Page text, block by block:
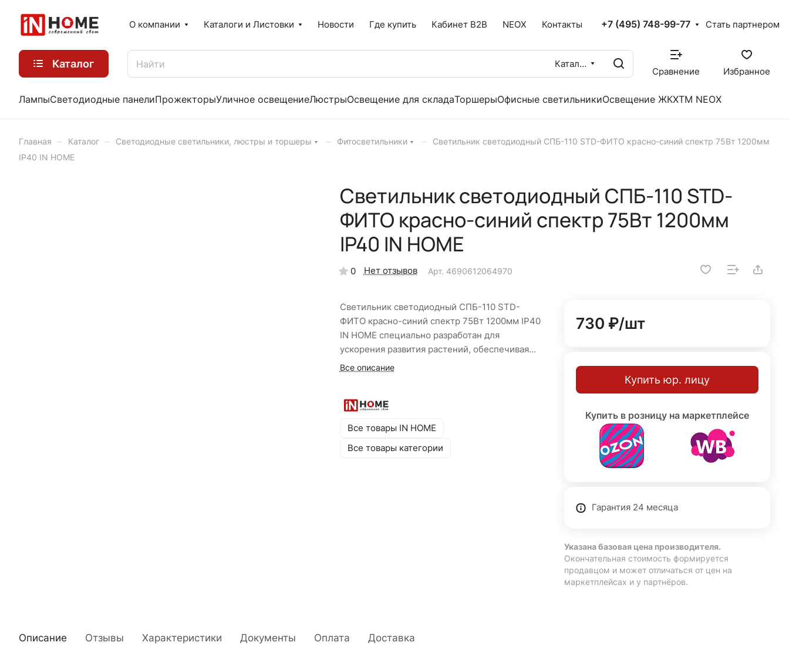
О компании Каталоги и Листовки Новости Где купить Кабинет B2B NEOX Контакты +7 (495) 748-99-77 Стать партнером
Каталог Каталог
Сравнение Избранное
ЛампыСветодиодные панелиПрожекторыУличное освещениеЛюстрыОсвещение для складаТоршерыОфисные светильникиОсвещение ЖКХTM NEOX
Главная – Каталог – Светодиодные светильники, люстры и торшеры – Фитосветильники –
Светильник светодиодный СПБ-110 STD-ФИТО красно-синий спектр 75Вт 1200мм
IP40 IN HOME
Светильник светодиодный СПБ-110 STD-
ФИТО красно-синий спектр 75Вт 1200мм
IP40 IN HOME
0 Нет отзывов Арт. 4690612064970
Светильник светодиодный СПБ-110 STD-
ФИТО красно-синий спектр 75Вт 1200мм IP40
IN HOME специально разработан для
ускорения развития растений, обеспечивая
оптимальный рост в сочетании с
синий — укрепление и развитие корневой
позволяет использовать светильник с высокой
эффективностью в промышленных теплицах,
Все описание
Все товары IN HOME
Все товары категории
730 ₽/шт
Купить юр. лицу
Купить в розницу на маркетплейсе
Гарантия 24 месяца
Указана базовая цена производителя.
Окончательная стоимость формируется
продавцом и может отличаться от цен на
маркетплейсах и у партнёров.
Описание Отзывы Характеристики Документы Оплата Доставка